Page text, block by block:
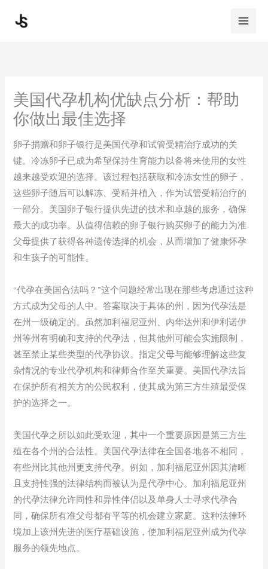
美国代孕机构优缺点分析：帮助
你做出最佳选择
卵子捐赠和卵子银行是美国代孕和试管受精治疗成功的关
键。冷冻卵子已成为希望保持生育能力以备将来使用的女性
越来越受欢迎的选择。该过程包括获取和冷冻女性的卵子，
这些卵子随后可以解冻、受精并植入，作为试管受精治疗的
一部分。美国卵子银行提供先进的技术和卓越的服务，确保
最大的成功率。从值得信赖的卵子银行购买卵子的能力为准
父母提供了获得各种遗传选择的机会，从而增加了健康怀孕
和生孩子的可能性。
“代孕在美国合法吗？”这个问题经常出现在那些考虑通过这种
方式成为父母的人中。答案取决于具体的州，因为代孕法是
在州一级确定的。虽然加利福尼亚州、内华达州和伊利诺伊
州等州有明确和支持的代孕法，但其他州可能会实施限制，
甚至禁止某些类型的代孕协议。指定父母与能够理解这些复
杂情况的专业代孕机构和律师合作至关重要。美国代孕法旨
在保护所有相关方的公民权利，使其成为第三方生殖最受保
护的选择之一。
美国代孕之所以如此受欢迎，其中一个重要原因是第三方生
殖在各个州的合法性。美国代孕法律在全国各地各不相同，
有些州比其他州更支持代孕。例如，加利福尼亚州因其清晰
且支持性强的法律结构而被认为是代孕中心。加利福尼亚州
的代孕法律允许同性和异性伴侣以及单身人士寻求代孕合
同，确保所有准父母都有平等的机会建立家庭。这种法律环
境加上该州先进的医疗基础设施，使加利福尼亚州成为代孕
服务的领先地点。